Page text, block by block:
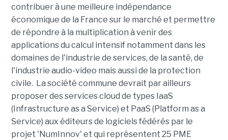
contribuer à une meilleure indépendance
économique de la France sur le marché et permettre
de répondre à la multiplication à venir des
applications du calcul intensif notamment dans les
domaines de l'industrie de services, de la santé, de
l'industrie audio-video mais aussi de la protection
civile. La société commune devrait par ailleurs
proposer des services cloud de types IaaS
(Infrastructure as a Service) et PaaS (Platform as a
Service) aux éditeurs de logiciels fédérés par le
projet 'NumInnov' et qui représentent 25 PME